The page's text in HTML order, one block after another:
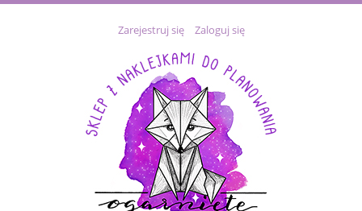
Zarejestruj się Zaloguj się